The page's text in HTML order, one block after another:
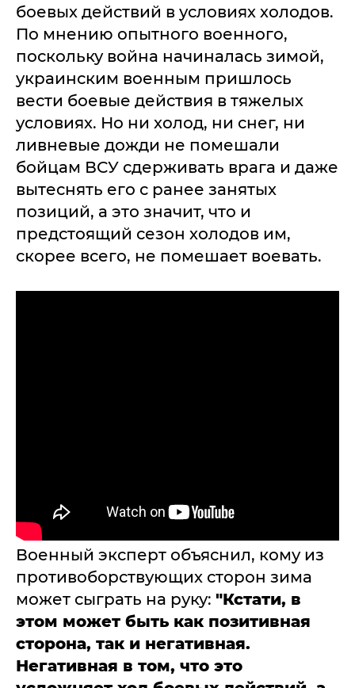
боевых действий в условиях холодов.
По мнению опытного военного,
поскольку война начиналась зимой,
украинским военным пришлось
вести боевые действия в тяжелых
условиях. Но ни холод, ни снег, ни
ливневые дожди не помешали
бойцам ВСУ сдерживать врага и даже
вытеснять его с ранее занятых
позиций, а это значит, что и
предстоящий сезон холодов им,
скорее всего, не помешает воевать.
Военный эксперт объяснил, кому из
противоборствующих сторон зима
может сыграть на руку: "Кстати, в
этом может быть как позитивная
сторона, так и негативная.
Негативная в том, что это